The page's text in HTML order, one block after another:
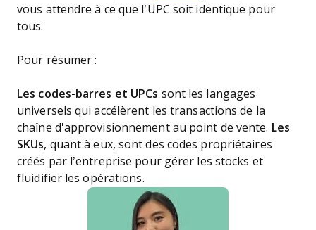
vous attendre à ce que l’UPC soit identique pour
tous.
Pour résumer :
Les codes-barres et UPCs sont les langages
universels qui accélèrent les transactions de la
chaîne d'approvisionnement au point de vente. Les
SKUs, quant à eux, sont des codes propriétaires
créés par l’entreprise pour gérer les stocks et
fluidifier les opérations.